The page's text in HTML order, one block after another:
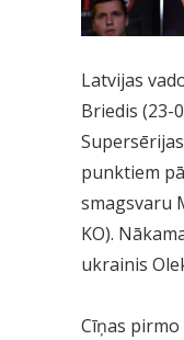
Latvijas
Briedis (23-
punktiem
smagsvaru
KO).
ukrainis
Cīņas